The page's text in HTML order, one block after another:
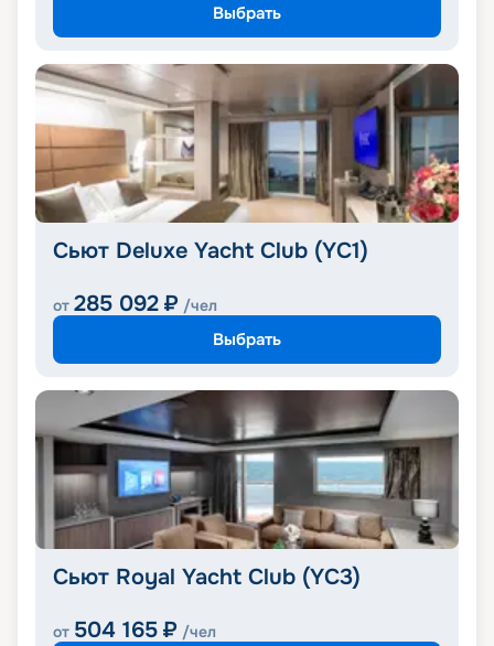
Выбрать
Сьют Deluxe Yacht Club (YC1)
от 285 092 ₽ /чел
Выбрать
Сьют Royal Yacht Club (YC3)
от 504 165 ₽ /чел